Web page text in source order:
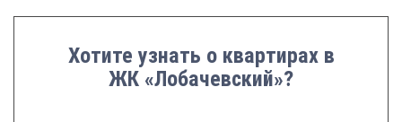
Хотите узнать о квартирах в
ЖК «Лобачевский»?